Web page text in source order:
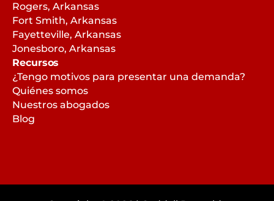
Rogers, Arkansas
Fort Smith, Arkansas
Fayetteville, Arkansas
Jonesboro, Arkansas
Recursos
¿Tengo motivos para presentar una demanda?
Quiénes somos
Nuestros abogados
Blog